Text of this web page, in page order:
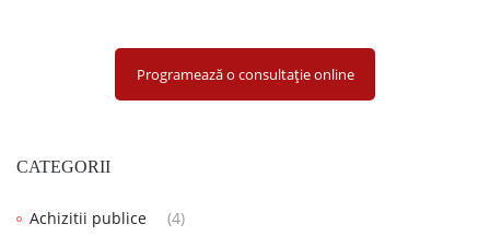
Programează o consultație online
CATEGORII
Achizitii publice
(4)